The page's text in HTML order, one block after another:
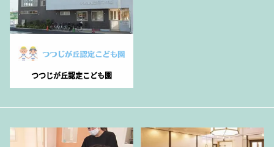
つつじが丘認定こども園